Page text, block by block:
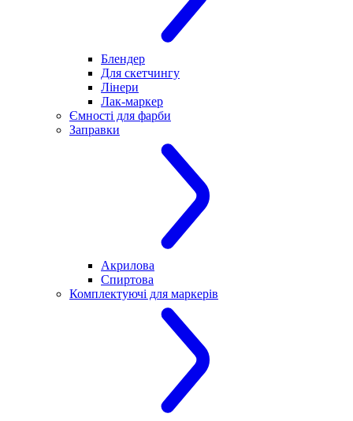
Блендер
Для скетчингу
Лінери
Лак-маркер
Ємності для фарби
Заправки
Акрилова
Спиртова
Комплектуючі для маркерів